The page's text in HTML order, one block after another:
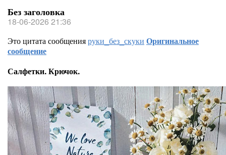
Без заголовка
18-06-2026 21:36
Это цитата сообщенияруки_без_скуки Оригинальное
сообщение
Салфетки. Крючок.